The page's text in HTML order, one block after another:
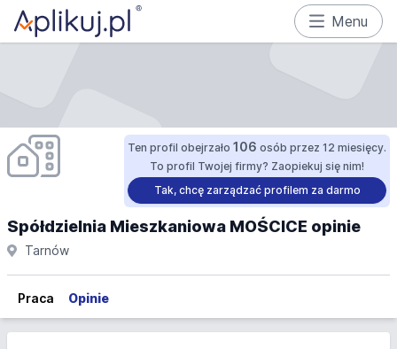
Menu
Ten profil obejrzało 106 osób przez 12 miesięcy.
To profil Twojej firmy? Zaopiekuj się nim!
Tak, chcę zarządzać profilem za darmo
Spółdzielnia Mieszkaniowa MOŚCICE opinie
Tarnów
Praca Opinie